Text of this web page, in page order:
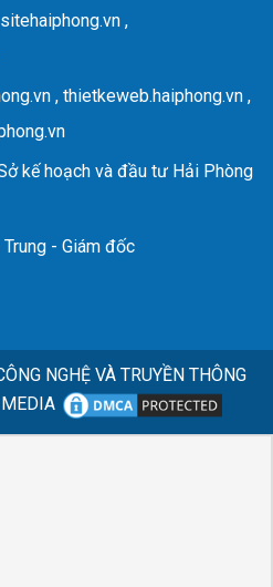
,
, thietkeweb.haiphong.vn ,
kế hoạch và đầu tư Hải Phòng
Trung - Giám đốc
NGHỆ VÀ TRUYỀN THÔNG
MEDIA